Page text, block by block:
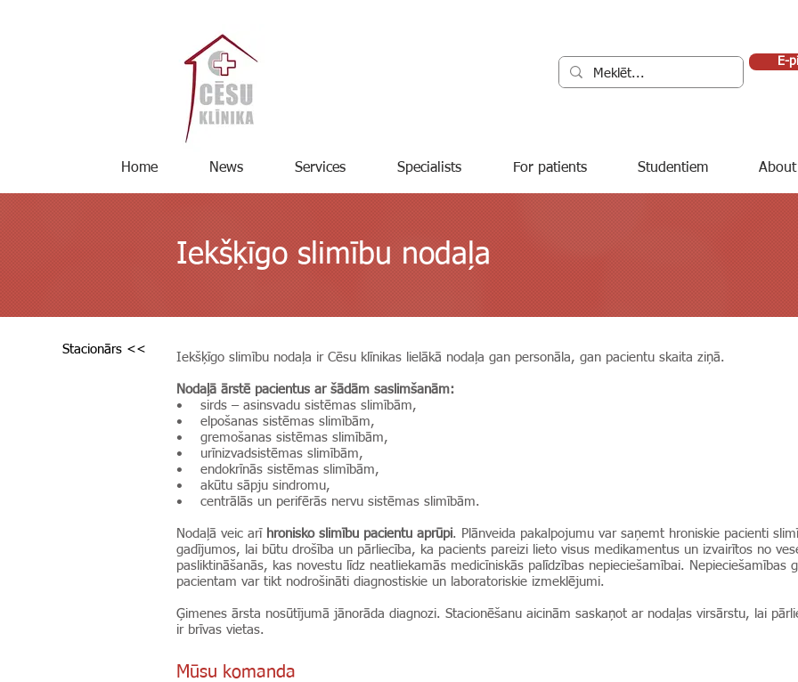
E-
Home News Services Specialists For patients Studentiem
Iekšķīgo slimību nodaļa
Stacionārs <<
Iekšķīgo slimību nodaļa ir Cēsu klīnikas lielākā nodaļa gan personāla, gan pacientu skaita ziņā.
Nodaļā ārstē pacientus ar šādām saslimšanām:
• sirds – asinsvadu sistēmas slimībām,
• elpošanas sistēmas slimībām,
• gremošanas sistēmas slimībām,
• urīnizvadsistēmas slimībām,
• endokrīnās sistēmas slimībām,
• akūtu sāpju sindromu,
• centrālās un perifērās nervu sistēmas slimībām.
Nodaļā veic arī hronisko slimību pacientu aprūpi. P lānveida pakalpojumu var saņemt hroniskie pacienti
gadījumos, lai būtu drošība un pārliecība, ka pacients pareizi lieto visus medikamentus un izvairītos no
pasliktināšanās, kas novestu līdz neatliekamās medicīniskās palīdzības nepieciešamībai. Nepieciešamības
pacientam var tikt nodrošināti diagnostiskie un laboratoriskie izmeklējumi.
Ģimenes ārsta nosūtījumā jānorāda diagnozi. Stacionēšanu aicinām saskaņot ar nodaļas virsārstu, lai
ir brīvas vietas.
Mūsu komanda